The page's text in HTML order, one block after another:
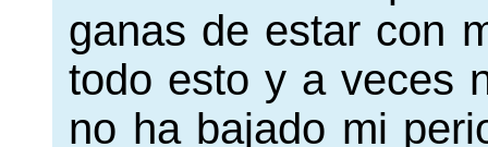
ganas de estar con
todo esto y a veces
no ha bajado mi